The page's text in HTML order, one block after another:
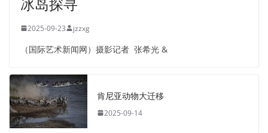
2025-09-23 jzzxg
（国际艺术新闻网）摄影记者 张希光 &
肯尼亚动物大迁移
2025-09-14